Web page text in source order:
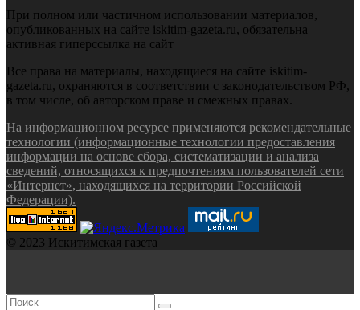
При полном или частичном использовании материалов,
опубликованных на сайте iskitim-gazeta.ru, обязательна
активная гиперссылка на сайт
Все права на материалы, находящиеся на сайте iskitim-
gazeta.ru, охраняются в соответствии с законодательством РФ,
в том числе, об авторском праве и смежных правах.
На информационном ресурсе применяются рекомендательные
технологии (информационные технологии предоставления
информации на основе сбора, систематизации и анализа
сведений, относящихся к предпочтениям пользователей сети
«Интернет», находящихся на территории Российской
Федерации).
© 2023 Искитимская газета